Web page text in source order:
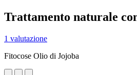
Trattamento naturale
1 valutazione
Fitocose Olio di Jojoba